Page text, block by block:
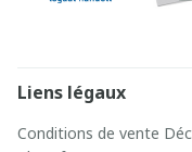
Liens légaux
Conditions de vente